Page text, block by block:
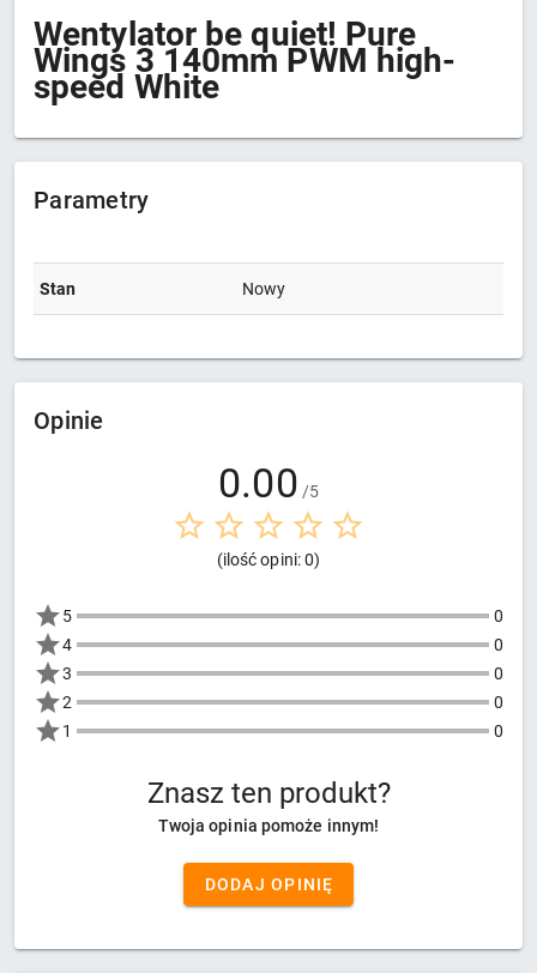
Wentylator be quiet! Pure
Wings 3 140mm PWM high-
speed White
Parametry
Stan Nowy
Opinie
0.00 /5
(ilość opini: 0)
5
0
4
0
3
0
2
0
1
0
Znasz ten produkt?
Twoja opinia pomoże innym!
DODAJ OPINIĘ